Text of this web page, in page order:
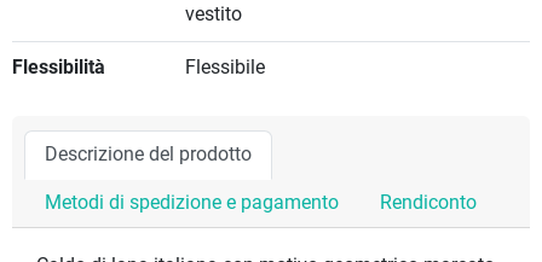
vestito
Flessibilità Flessibile
Descrizione del prodotto
Metodi di spedizione e pagamento Rendiconto